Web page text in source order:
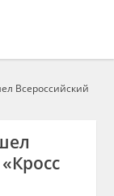
Всероссийский